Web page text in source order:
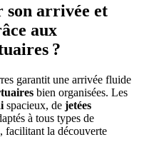
son arrivée et
aux
?
garantit une arrivée fluide
bien organisées. Les
spacieux, de jetées
à tous types de
facilitant la découverte